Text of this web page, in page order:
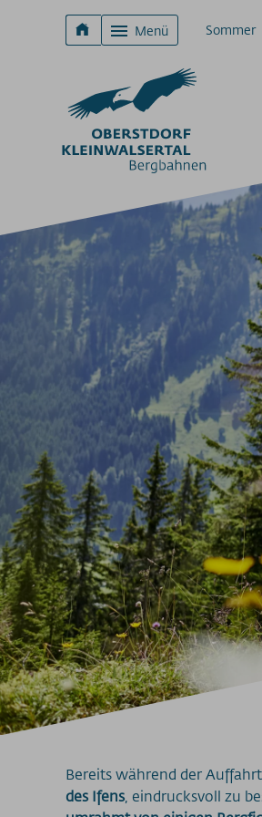
Menü Sommer
Bereits während der
des Ifens, eindrucksvoll zu